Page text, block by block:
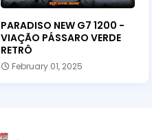
PARADISO NEW G7 1200 -
VIAÇÃO PÁSSARO VERDE
RETRÔ
February 01, 2025